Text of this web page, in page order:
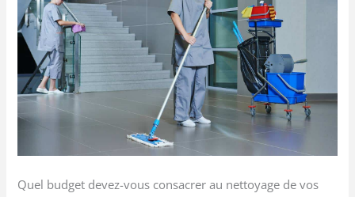
Quel budget devez-vous consacrer au nettoyage de vos